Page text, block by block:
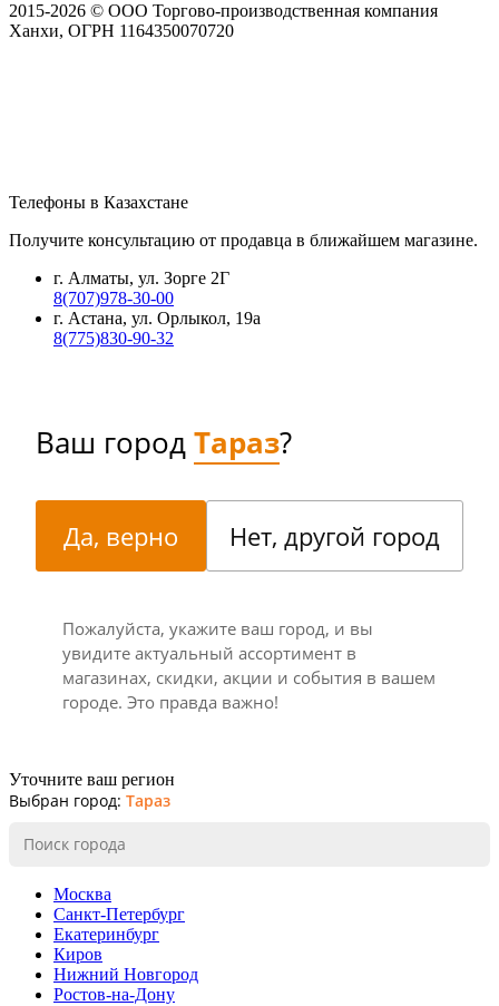
2015-2026 © ООО Торгово-производственная компания
Ханхи, ОГРН 1164350070720
Телефоны в Казахстане
Получите консультацию от продавца в ближайшем магазине.
г. Алматы, ул. Зорге 2Г
8(707)978-30-00
г. Астана, ул. Орлыкол, 19а
8(775)830-90-32
Ваш городТараз?
Да, верно Нет, другой город
Пожалуйста, укажите ваш город, и вы
увидите актуальный ассортимент в
магазинах, скидки, акции и события в вашем
городе. Это правда важно!
Уточните ваш регион
Выбран город: Тараз
Москва
Санкт-Петербург
Екатеринбург
Киров
Нижний Новгород
Ростов-на-Дону